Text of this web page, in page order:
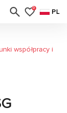
0 PL
współpracy i